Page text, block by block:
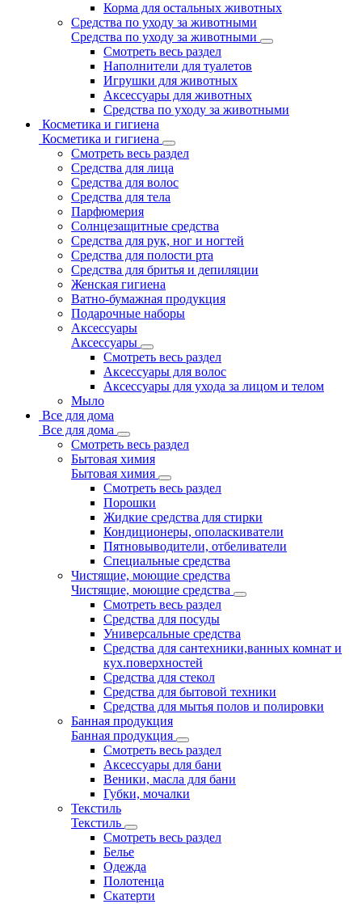
Корма для остальных животных
Средства по уходу за животными
Средства по уходу за животными
Смотреть весь раздел
Наполнители для туалетов
Игрушки для животных
Аксессуары для животных
Средства по уходу за животными
Косметика и гигиена
Косметика и гигиена
Смотреть весь раздел
Средства для лица
Средства для волос
Средства для тела
Парфюмерия
Солнцезащитные средства
Средства для рук, ног и ногтей
Средства для полости рта
Средства для бритья и депиляции
Женская гигиена
Ватно-бумажная продукция
Подарочные наборы
Аксессуары
Аксессуары
Смотреть весь раздел
Аксессуары для волос
Аксессуары для ухода за лицом и телом
Мыло
Все для дома
Все для дома
Смотреть весь раздел
Бытовая химия
Бытовая химия
Смотреть весь раздел
Порошки
Жидкие средства для стирки
Кондиционеры, ополаскиватели
Пятновыводители, отбеливатели
Специальные средства
Чистящие, моющие средства
Чистящие, моющие средства
Смотреть весь раздел
Средства для посуды
Универсальные средства
Средства для сантехники,ванных комнат и
кух.поверхностей
Средства для стекол
Средства для бытовой техники
Средства для мытья полов и полировки
Банная продукция
Банная продукция
Смотреть весь раздел
Аксессуары для бани
Веники, масла для бани
Губки, мочалки
Текстиль
Текстиль
Смотреть весь раздел
Белье
Одежда
Полотенца
Скатерти